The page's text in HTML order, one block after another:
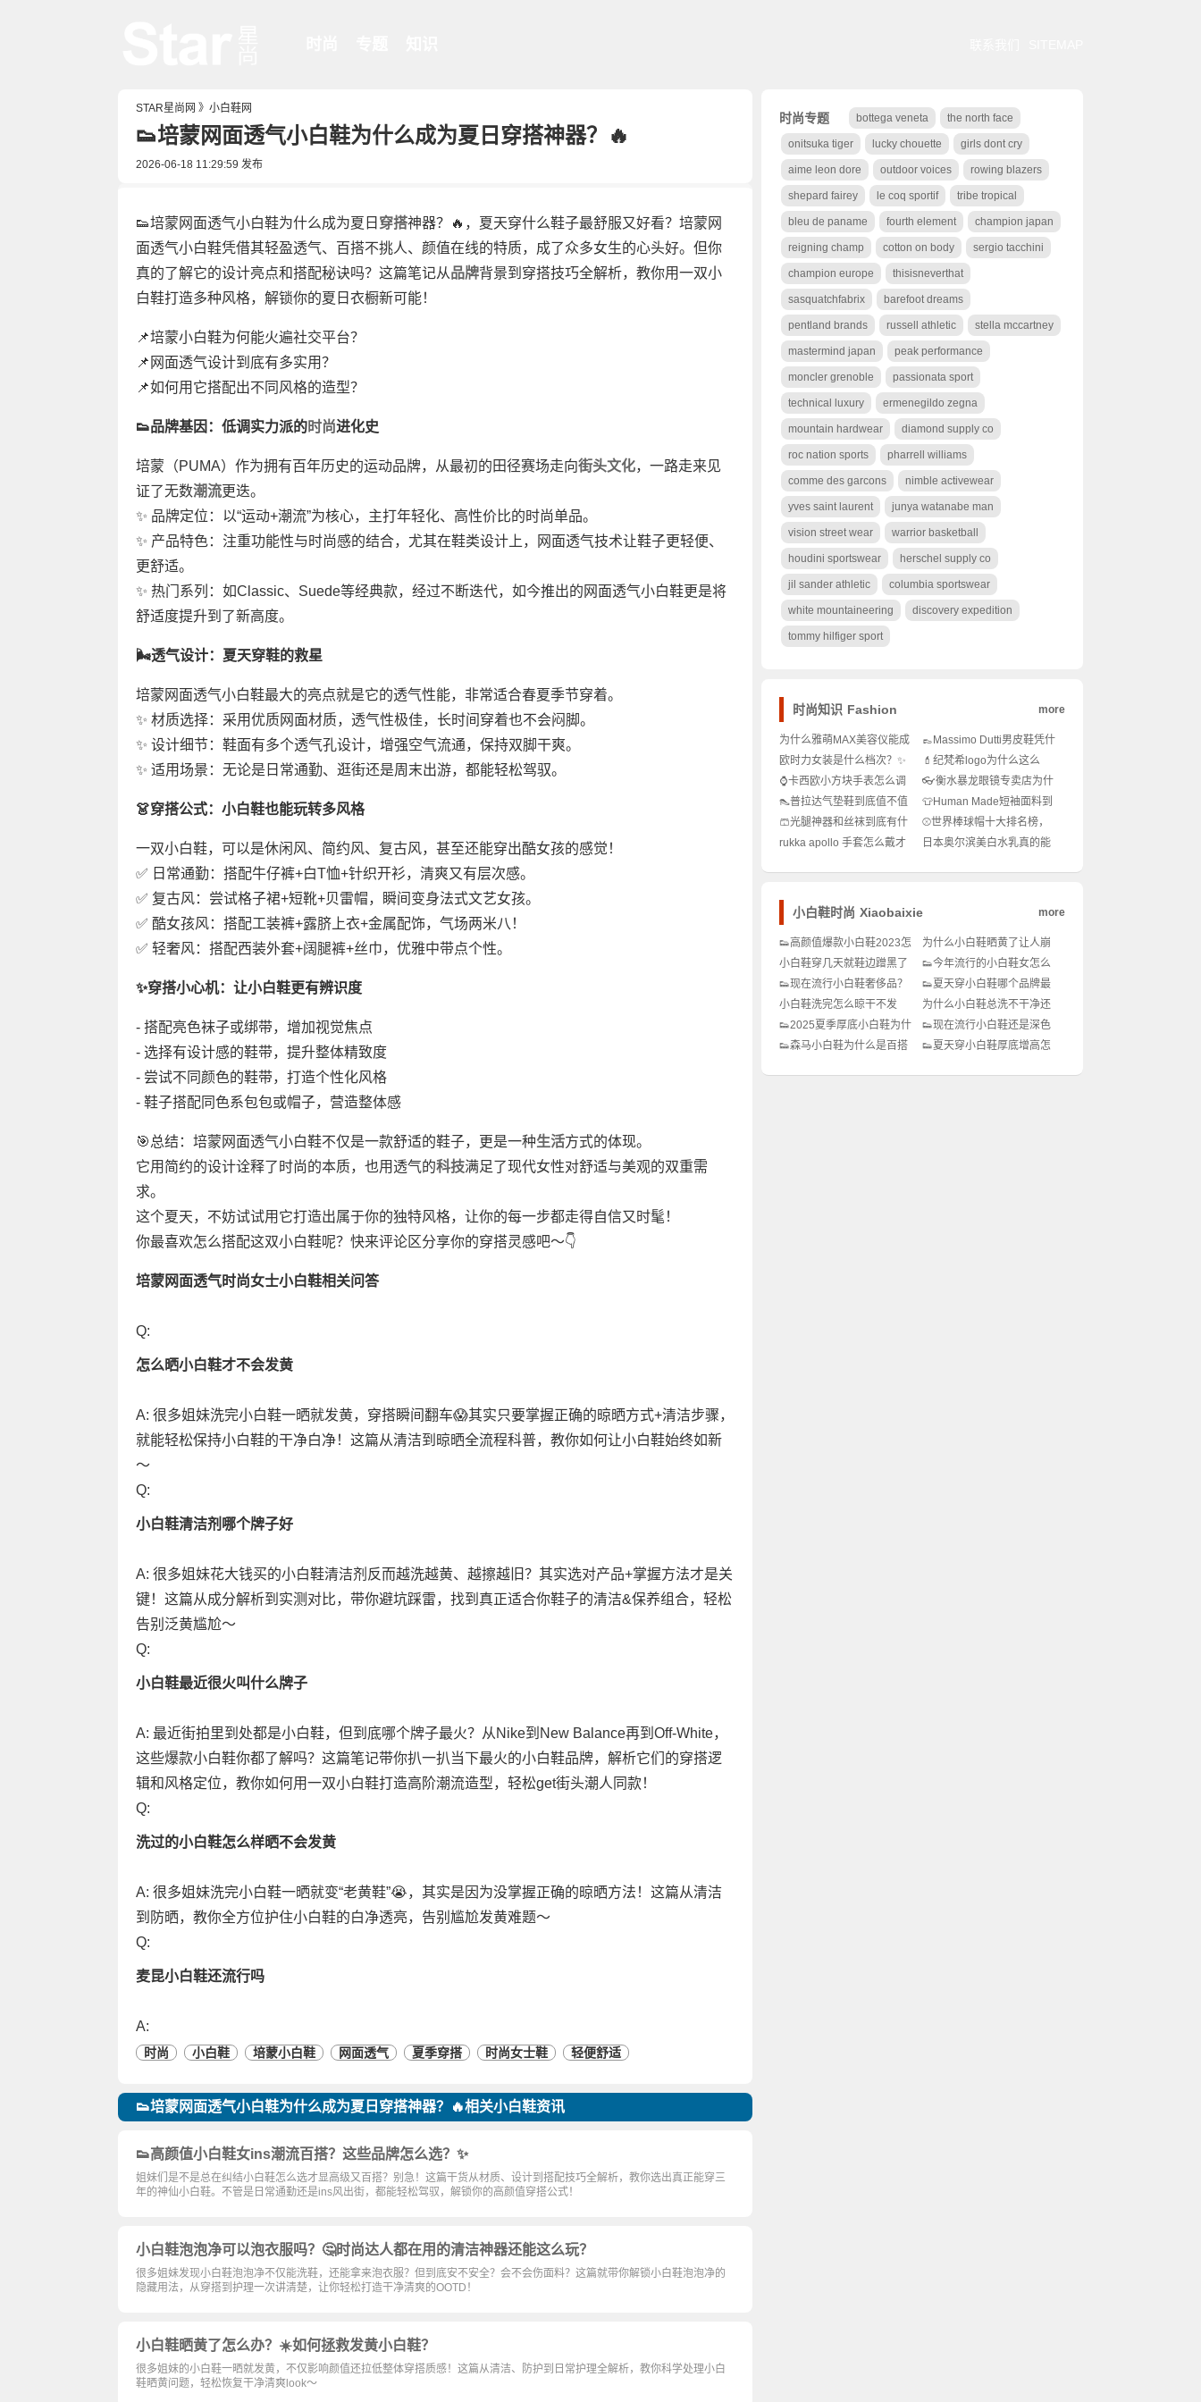
STAR星尚网 》 小白鞋网
👟培蒙网面透气小白鞋为什么成为夏日穿搭神器？🔥
2026-06-18 11:29:59 发布
👟培蒙网面透气小白鞋为什么成为夏日 穿搭神器？🔥，夏天穿什么鞋子最舒服又好看？培蒙网
面透气小白鞋凭借其轻盈透气、百搭不挑人、颜值在线的特质，成了众多女生的心头好。但你
真的了解它的设计亮点和搭配秘诀吗？这篇笔记从品牌背景到穿搭技巧全解析，教你用一双小
白鞋打造多种风格，解锁你的夏日衣橱新可能！
📌培蒙小白鞋为何能火遍社交平台？
📌网面透气设计到底有多实用？
📌如何用它搭配出不同风格的造型？
👟品牌基因：低调实力派的时尚进化史
培蒙（PUMA）作为拥有百年历史的运动品牌，从最初的田径赛场走向街头文化，一路走来见
证了无数潮流更迭。
✨ 品牌定位：以“运动+潮流”为核心，主打年轻化、高性价比的时尚单品。
✨ 产品特色：注重功能性与时尚感的结合，尤其在鞋类设计上，网面透气技术让鞋子更轻便、
更舒适。
✨ 热门系列：如Classic、Suede等经典款，经过不断迭代，如今推出的网面透气小白鞋更是将
舒适度提升到了新高度。
🌬️透气设计：夏天穿鞋的救星
培蒙网面透气小白鞋最大的亮点就是它的透气性能，非常适合春夏季节穿着。
✨ 材质选择：采用优质网面材质，透气性极佳，长时间穿着也不会闷脚。
✨ 设计细节：鞋面有多个透气孔设计，增强空气流通，保持双脚干爽。
✨ 适用场景：无论是日常通勤、逛街还是周末出游，都能轻松驾驭。
👗穿搭公式：小白鞋也能玩转多风格
一双小白鞋，可以是休闲风、简约风、复古风，甚至还能穿出酷女孩的感觉！
✅ 日常通勤：搭配牛仔裤+白T恤+针织开衫，清爽又有层次感。
✅ 复古风：尝试格子裙+短靴+贝雷帽，瞬间变身法式文艺女孩。
✅ 酷女孩风：搭配工装裤+露脐上衣+金属配饰，气场两米八！
✅ 轻奢风：搭配西装外套+阔腿裤+丝巾，优雅中带点个性。
✨穿搭小心机：让小白鞋更有辨识度
- 搭配亮色袜子或绑带，增加视觉焦点
- 选择有设计感的鞋带，提升整体精致度
- 尝试不同颜色的鞋带，打造个性化风格
- 鞋子搭配同色系包包或帽子，营造整体感
🎯总结：培蒙网面透气小白鞋不仅是一款舒适的鞋子，更是一种生活方式的体现。
它用简约的设计诠释了时尚的本质，也用透气的科技满足了现代女性对舒适与美观的双重需
求。
这个夏天，不妨试试用它打造出属于你的独特风格，让你的每一步都走得自信又时髦！
你最喜欢怎么搭配这双小白鞋呢？快来评论区分享你的穿搭灵感吧～👇
培蒙网面透气时尚女士小白鞋相关问答
Q:
怎么晒小白鞋才不会发黄
A: 很多姐妹洗完小白鞋一晒就发黄，穿搭瞬间翻车😱其实只要掌握正确的晾晒方式+清洁步骤，
就能轻松保持小白鞋的干净白净！这篇从清洁到晾晒全流程科普，教你如何让小白鞋始终如新
～
Q:
小白鞋清洁剂哪个牌子好
A: 很多姐妹花大钱买的小白鞋清洁剂反而越洗越黄、越擦越旧？其实选对产品+掌握方法才是关
键！这篇从成分解析到实测对比，带你避坑踩雷，找到真正适合你鞋子的清洁&保养组合，轻松
告别泛黄尴尬～
Q:
小白鞋最近很火叫什么牌子
A: 最近街拍里到处都是小白鞋，但到底哪个牌子最火？从Nike到New Balance再到Off-White，
这些爆款小白鞋你都了解吗？这篇笔记带你扒一扒当下最火的小白鞋品牌，解析它们的穿搭逻
辑和风格定位，教你如何用一双小白鞋打造高阶潮流造型，轻松get街头潮人同款！
Q:
洗过的小白鞋怎么样晒不会发黄
A: 很多姐妹洗完小白鞋一晒就变“老黄鞋”😭，其实是因为没掌握正确的晾晒方法！这篇从清洁
到防晒，教你全方位护住小白鞋的白净透亮，告别尴尬发黄难题～
Q:
麦昆小白鞋还流行吗
A:
时尚 小白鞋 培蒙小白鞋 网面透气 夏季穿搭 时尚女士鞋 轻便舒适
👟培蒙网面透气小白鞋为什么成为夏日穿搭神器？🔥相关小白鞋资讯
👟高颜值小白鞋女ins潮流百搭？这些品牌怎么选？✨
姐妹们是不是总在纠结小白鞋怎么选才显高级又百搭？别急！这篇干货从材质、设计到搭配技巧全解析，教你选出真正能穿三
年的神仙小白鞋。不管是日常通勤还是ins风出街，都能轻松驾驭，解锁你的高颜值穿搭公式！
小白鞋泡泡净可以泡衣服吗？🤔时尚达人都在用的清洁神器还能这么玩？
很多姐妹发现小白鞋泡泡净不仅能洗鞋，还能拿来泡衣服？但到底安不安全？会不会伤面料？这篇就带你解锁小白鞋泡泡净的
隐藏用法，从穿搭到护理一次讲清楚，让你轻松打造干净清爽的OOTD！
小白鞋晒黄了怎么办？☀️如何拯救发黄小白鞋？
很多姐妹的小白鞋一晒就发黄，不仅影响颜值还拉低整体穿搭质感！这篇从清洁、防护到日常护理全解析，教你科学处理小白
鞋晒黄问题，轻松恢复干净清爽look～
时尚专题 bottega veneta the north face
onitsuka tiger lucky chouette girls dont cry
aime leon dore outdoor voices rowing blazers
shepard fairey le coq sportif tribe tropical
bleu de paname fourth element champion japan
reigning champ cotton on body sergio tacchini
champion europe thisisneverthat
sasquatchfabrix barefoot dreams
pentland brands russell athletic stella mccartney
mastermind japan peak performance
moncler grenoble passionata sport
technical luxury ermenegildo zegna
mountain hardwear diamond supply co
roc nation sports pharrell williams
comme des garcons nimble activewear
yves saint laurent junya watanabe man
vision street wear warrior basketball
houdini sportswear herschel supply co
jil sander athletic columbia sportswear
white mountaineering discovery expedition
tommy hilfiger sport
时尚知识 Fashion more
为什么雅萌MAX美容仪能成
贵妇抗老神器？💆‍♀️家用美容
仪真的有效吗？🔥
👞Massimo Dutti男皮鞋凭什
么圈粉高级感穿搭控？💼绅
士衣橱的灵魂单
欧时力女装是什么档次？✨
是轻奢还是快时尚？怎么穿
才显高级感？
💄纪梵希logo为什么这么
火？品牌标志设计全解析！
✨
⌚卡西欧小方块手表怎么调
时间？新手必看操作指南！
👓衡水暴龙眼镜专卖店为什
么这么火？👀潮流达人都在
抢！
👠普拉达气垫鞋到底值不值
得买？✨潮人脚下的高级感
秘密！
👕Human Made短袖面料到
底有什么玄机？潮人穿搭必
备知识！🔥
🩳光腿神器和丝袜到底有什
么区别？选错真的会翻车！
⚾世界棒球帽十大排名榜，
你戴对了吗？潮流穿搭必
rukka apollo 手套怎么戴才
日本奥尔滨美白水乳真的能
小白鞋时尚 Xiaobaixie more
👟高颜值爆款小白鞋2023怎
么选？潮流穿搭必备神器！
为什么小白鞋晒黄了让人崩
溃？🌞怎么补救才能恢复如
新？
小白鞋穿几天就鞋边蹭黑了
怎么办？怎么快速清洁修复
让它像新的一样？
👟今年流行的小白鞋女怎么
选？潮流女孩必看！✨
👟现在流行小白鞋奢侈品？
这些品牌怎么选才不踩雷？
👟夏天穿小白鞋哪个品牌最
出圈？潮人私藏清单来啦！
小白鞋洗完怎么晾干不发
黄？☀️亲测有效的防变黄干
货来啦！
为什么小白鞋总洗不干净还
发黄？🧼有没有不伤鞋的清
洗妙招？
👟2025夏季厚底小白鞋为什
么这么火？穿搭公式全解
👟现在流行小白鞋还是深色
的鞋？潮流趋势大揭秘！✨
👟森马小白鞋为什么是百搭
👟夏天穿小白鞋厚底增高怎